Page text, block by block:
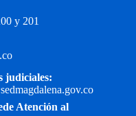
y 201
judiciales:
Atención al